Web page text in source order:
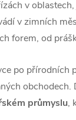
v
v zimních
forem, od
po přírodních
průmyslu,